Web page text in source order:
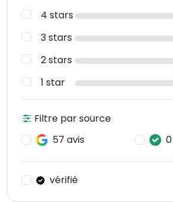
4 stars
3 stars
2 stars
1 star
Filtre par source
57 avis
vérifié